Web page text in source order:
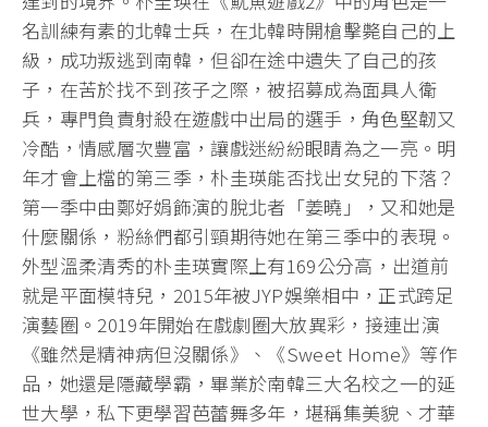
名訓練有素的北韓士兵，在北韓時開槍擊斃自己的上
級，成功叛逃到南韓，但卻在途中遺失了自己的孩
子，在苦於找不到孩子之際，被招募成為面具人衛
兵，專門負責射殺在遊戲中出局的選手，角色堅韌又
冷酷，情感層次豐富，讓戲迷紛紛眼睛為之一亮。明
年才會上檔的第三季，朴圭瑛能否找出女兒的下落？
第一季中由鄭好娟飾演的脫北者「姜曉」，又和她是
什麼關係，粉絲們都引頸期待她在第三季中的表現。
外型溫柔清秀的朴圭瑛實際上有169公分高，出道前
就是平面模特兒，2015年被JYP娛樂相中，正式跨足
演藝圈。2019年開始在戲劇圈大放異彩，接連出演
《雖然是精神病但沒關係》、《Sweet Home》等作
品，她還是隱藏學霸，畢業於南韓三大名校之一的延
世大學，私下更學習芭蕾舞多年，堪稱集美貌、才華